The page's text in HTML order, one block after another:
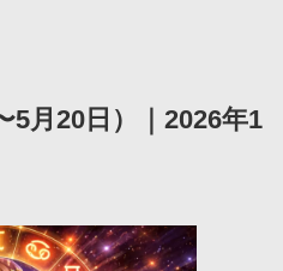
5月20日）｜2026年1